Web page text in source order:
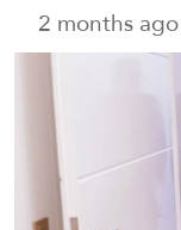
2 months ago